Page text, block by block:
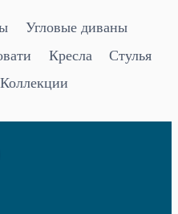
Угловые диваны
Кресла
Стулья
Коллекции